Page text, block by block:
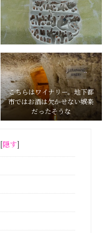
こちらはワイナリー。地下都
市ではお酒は欠かせない娯楽
だったそうな
[隠す]